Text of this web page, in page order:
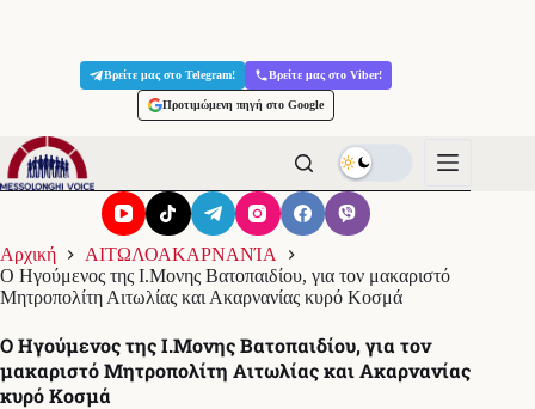
Βρείτε μας στο Telegram! Βρείτε μας στο Viber!
Προτιμώμενη πηγή στο Google
Αρχική
ΑΙΤΩΛΟΑΚΑΡΝΑΝΊΑ
Ο Ηγούμενος της Ι.Μονης Βατοπαιδίου, για τον μακαριστό
Μητροπολίτη Αιτωλίας και Ακαρνανίας κυρό Κοσμά
Ο Ηγούμενος της Ι.Μονης Βατοπαιδίου, για τον
μακαριστό Μητροπολίτη Αιτωλίας και Ακαρνανίας
κυρό Κοσμά